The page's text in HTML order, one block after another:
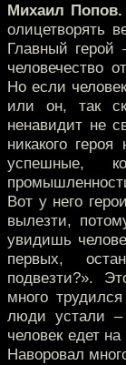
Михаил Попов.
олицетворять
Главный герой
человечество
Но если
или он, так
ненавидит не
никакого
успешные,
Вот у него
вылезти,
увидишь
первых,
подвезти?».
много
люди устали
человек едет
Наворовал